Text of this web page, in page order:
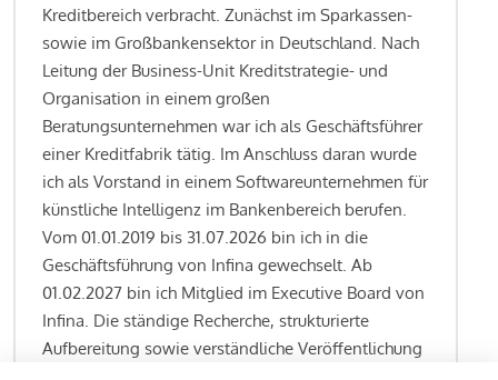
Kreditbereich verbracht. Zunächst im Sparkassen-
sowie im Großbankensektor in Deutschland. Nach
Leitung der Business-Unit Kreditstrategie- und
Organisation in einem großen
Beratungsunternehmen war ich als Geschäftsführer
einer Kreditfabrik tätig. Im Anschluss daran wurde
ich als Vorstand in einem Softwareunternehmen für
künstliche Intelligenz im Bankenbereich berufen.
Vom 01.01.2019 bis 31.07.2026 bin ich in die
Geschäftsführung von Infina gewechselt. Ab
01.02.2027 bin ich Mitglied im Executive Board von
Infina. Die ständige Recherche, strukturierte
Aufbereitung sowie verständliche Veröffentlichung